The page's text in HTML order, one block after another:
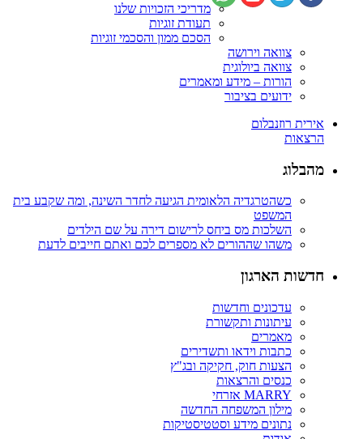
מדריכי הזכויות שלנו
תעודת זוגיות
הסכם ממון והסכמי זוגיות
צוואה וירושה
צוואה ביולוגית
הורות – מידע ומאמרים
ידועים בציבור
אירית רוזנבלום
הרצאות
מהבלוג
כשהטרגדיה הלאומית הגיעה לחדר השינה, ומה שקבע בית
המשפט
השלכות מס ביחס לרישום דירה על שם הילדים
משהו שההורים לא מספרים לכם ואתם חייבים לדעת
חדשות הארגון
עדכונים וחדשות
עיתונות ותקשורת
מאמרים
כתבות וידאו ותשדירים
הצעות חוק, חקיקה ובג"ץ
כנסים והרצאות
MARRY אזרחי
מילון המשפחה החדשה
נתונים מידע וסטטיסטיקות